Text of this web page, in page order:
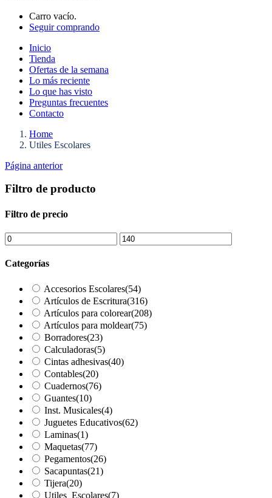
Carro vacío.
Seguir comprando
Inicio
Tienda
Ofertas de la semana
Lo más reciente
Lo que has visto
Preguntas frecuentes
Contacto
Home
Utiles Escolares
Página anterior
Filtro de producto
Filtro de precio
Categorías
Accesorios Escolares(54)
Artículos de Escritura(316)
Artículos para colorear(208)
Artículos para moldear(75)
Borradores(23)
Calculadoras(5)
Cintas adhesivas(40)
Contables(20)
Cuadernos(76)
Guantes(10)
Inst. Musicales(4)
Juguetes Educativos(62)
Laminas(1)
Maquetas(77)
Pegamentos(26)
Sacapuntas(21)
Tijera(20)
Utiles_Escolares(7)